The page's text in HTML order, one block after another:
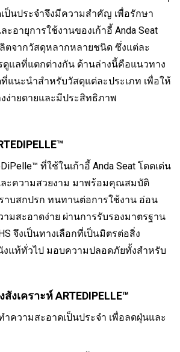
ป็นประจำจึงมีความสำคัญ เพื่อรักษา
อายุการใช้งานของเก้าอี้ Anda Seat
ลิตจากวัสดุหลากหลายชนิด ซึ่งแต่ละ
ดูแลที่แตกต่างกัน ด้านล่างนี้คือแนวทาง
แนะนำสำหรับวัสดุแต่ละประเภท เพื่อให้
ง่ายดายและมีประสิทธิภาพ
ที่ใช้ในเก้าอี้ Anda Seat โดดเด่น
ะความสวยงาม มาพร้อมคุณสมบัติ
บสกปรก ทนทานต่อการใช้งาน อ่อน
มสะอาดง่าย ผ่านการรับรองมาตรฐาน
จึงเป็นทางเลือกที่เป็นมิตรต่อสิ่ง
แท้ทั่วไป มอบความปลอดภัยทั้งสำหรับ
เคราะห์ ARTEDIPELLE™
ความสะอาดเป็นประจำ เพื่อลดฝุ่นและ